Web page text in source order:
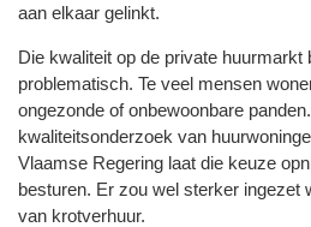
aan elkaar gelinkt.
Die kwaliteit op de private huurmarkt
problematisch. Te veel mensen
ongezonde of onbewoonbare
kwaliteitsonderzoek van
Vlaamse Regering laat die keuze
besturen. Er zou wel sterker ingezet
van krotverhuur.